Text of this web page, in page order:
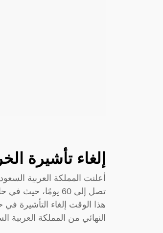
إلغاء تأشيرة
أعلنت المملكة العربية
تصل إلى 60
هذا الوقت إلغاء التأشيرة
النهائي من المملكة العربية